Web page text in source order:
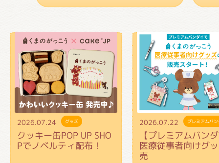
2026.07.24 グッズ
クッキー缶POP UP SHO
Pでノベルティ配布！
2026.07.22 プレミアムバ
【プレミアムバン
医療従事者向けグ
売